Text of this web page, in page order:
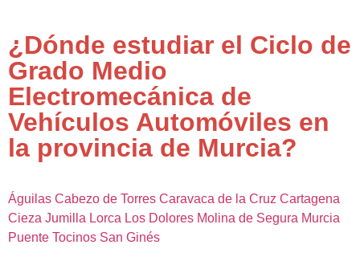
¿Dónde estudiar el Ciclo de
Grado Medio
Electromecánica de
Vehículos Automóviles en
la provincia de Murcia?
Águilas Cabezo de Torres Caravaca de la Cruz Cartagena
Cieza Jumilla Lorca Los Dolores Molina de Segura Murcia
Puente Tocinos San Ginés